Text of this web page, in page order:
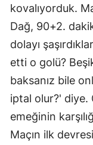
kovalıyorduk.
Dağ, 90+2.
dolayı
etti o golü?
baksanız bile
iptal olur?' diye.
emeğinin
Maçın ilk